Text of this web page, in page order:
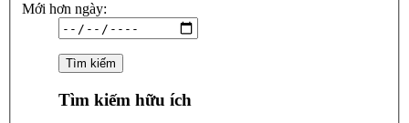
Mới hơn ngày:
Tìm kiếm hữu ích